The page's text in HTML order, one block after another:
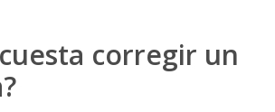
corregir un